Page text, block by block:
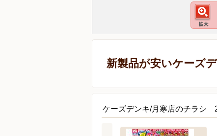
新製品が安いケーズ
ケーズデンキ/月寒店のチラシ